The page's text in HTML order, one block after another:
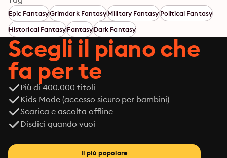
Epic FantasyGrimdark FantasyMilitary FantasyPolitical Fantasy
Historical FantasyFantasyDark Fantasy
Scegli il piano che
fa per te
Più di 400.000 titoli
Kids Mode (accesso sicuro per bambini)
Scarica e ascolta offline
Disdici quando vuoi
Il più popolare